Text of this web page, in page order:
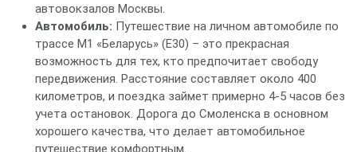
автовокзалов Москвы.
Автомобиль: Путешествие на личном автомобиле по
трассе М1 «Беларусь» (Е30) – это прекрасная
возможность для тех, кто предпочитает свободу
передвижения. Расстояние составляет около 400
километров, и поездка займет примерно 4-5 часов без
учета остановок. Дорога до Смоленска в основном
хорошего качества, что делает автомобильное
путешествие комфортным.